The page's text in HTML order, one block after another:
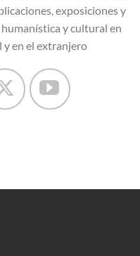
exposiciones y
y cultural en
en el extranjero